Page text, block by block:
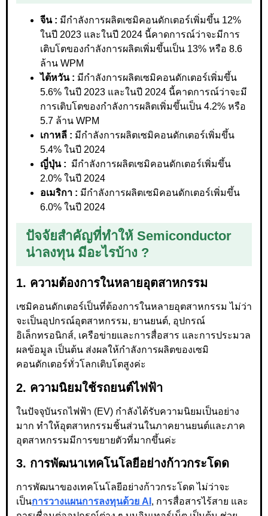
จีน : มีกำลังการผลิตเซมิคอนดักเตอร์เพิ่มขึ้น 12%
ในปี 2023 และในปี 2024 นี้คาดการณ์ว่าจะมีการ
เติบโตของกำลังการผลิตเพิ่มขึ้นเป็น 13% หรือ 8.6
ล้าน WPM
ไต้หวัน : มีกำลังการผลิตเซมิคอนดักเตอร์เพิ่มขึ้น
5.6% ในปี 2023 และในปี 2024 นี้คาดการณ์ว่าจะมี
การเติบโตของกำลังการผลิตเพิ่มขึ้นเป็น 4.2% หรือ
5.7 ล้าน WPM
เกาหลี : มีกำลังการผลิตเซมิคอนดักเตอร์เพิ่มขึ้น
5.4% ในปี 2024
ญี่ปุ่น : มีกำลังการผลิตเซมิคอนดักเตอร์เพิ่มขึ้น
2.0% ในปี 2024
อเมริกา : มีกำลังการผลิตเซมิคอนดักเตอร์เพิ่มขึ้น
6.0% ในปี 2024
ปัจจัยสำคัญที่ทำให้ Semiconductor
น่าลงทุน มีอะไรบ้าง ?
1. ความต้องการในหลายอุตสาหกรรม
เซมิคอนดักเตอร์เป็นที่ต้องการในหลายอุตสาหกรรม ไม่ว่า
จะเป็นอุปกรณ์อุตสาหกรรม, ยานยนต์, อุปกรณ์
อิเล็กทรอนิกส์, เครือข่ายและการสื่อสาร และการประมวล
ผลข้อมูล เป็นต้น ส่งผลให้กำลังการผลิตของเซมิ
คอนดักเตอร์ทั่วโลกเติบโตสูงค่ะ
2. ความนิยมใช้รถยนต์ไฟฟ้า
ในปัจจุบันรถไฟฟ้า (EV) กำลังได้รับความนิยมเป็นอย่าง
มาก ทำให้อุตสาหกรรมชิ้นส่วนในภาคยานยนต์และภาค
อุตสาหกรรมมีการขยายตัวที่มากขึ้นค่ะ
3. การพัฒนาเทคโนโลยีอย่างก้าวกระโดด
การพัฒนาของเทคโนโลยีอย่างก้าวกระโดด ไม่ว่าจะ
เป็นการวางแผนการลงทุนด้วย AI , การสื่อสารไร้สาย และ